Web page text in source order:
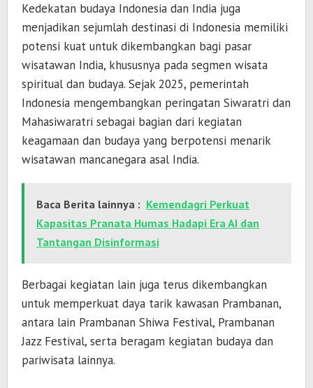
Kedekatan budaya Indonesia dan India juga
menjadikan sejumlah destinasi di Indonesia memiliki
potensi kuat untuk dikembangkan bagi pasar
wisatawan India, khususnya pada segmen wisata
spiritual dan budaya. Sejak 2025, pemerintah
Indonesia mengembangkan peringatan Siwaratri dan
Mahasiwaratri sebagai bagian dari kegiatan
keagamaan dan budaya yang berpotensi menarik
wisatawan mancanegara asal India.
Baca Berita lainnya : Kemendagri Perkuat
Kapasitas Pranata Humas Hadapi Era AI dan
Tantangan Disinformasi
Berbagai kegiatan lain juga terus dikembangkan
untuk memperkuat daya tarik kawasan Prambanan,
antara lain Prambanan Shiwa Festival, Prambanan
Jazz Festival, serta beragam kegiatan budaya dan
pariwisata lainnya.